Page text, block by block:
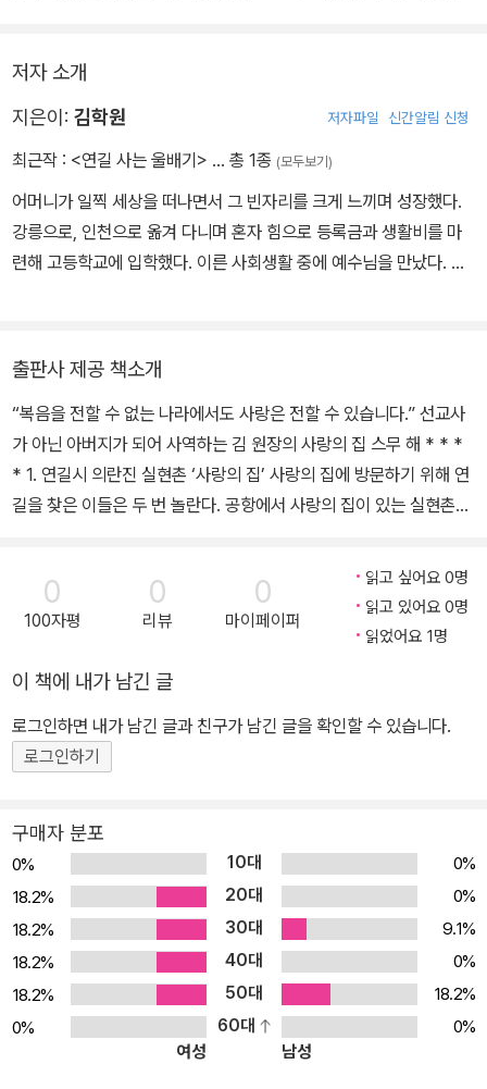
벌써 사랑의 집에서 김 원장의 뒤를 잇는 사회복지 일꾼을 배출했는
흩어져 자신들을 키워 준 아버지의 정신을 계승하는 인재가 되리라
기대해 봅니다. 사랑의 집 이야기를 담은 이 책을, 낮은 자를 섬기기
원하는 사람들과 사회복지 사업에 관심이 큰 이들에게 권하고 싶습니
다.
체를 만들려고 했지만 뜻을 같이하겠다는 사람들이 없었습니다. 규모
있는 후원기관을 찾아 연결해 보려 애썼지만, 그 일 또한 뜻대로 되지
믿기 어렵지만 사랑의 집에는 불가능하다고 여겨지는 일들이 현실로
우뚝 서 있습니다. 이를 가능케 한 것은 바로 작은 몸을 삶의 제물로
드린 김 원장 부부입니다. 이들의 헌신이 사랑의 집을 지탱하는 힘의
근원입니다. 요즘은 해마다 5천 명 이상의 방문자 및 봉사자가 김 원
하다 했던 일이 현실이 된 사랑의 집에서는 ‘나는 할 수 있어! 나는 할
거야!’로 바뀌는 일이 가능하기 때문입니다.
저자 소개
지은이: 김학원 저자파일 신간알림 신청
최근작 : <연길 사는 울배기> … 총 1종 (모두보기)
어머니가 일찍 세상을 떠나면서 그 빈자리를 크게 느끼며 성장했다.
강릉으로, 인천으로 옮겨 다니며 혼자 힘으로 등록금과 생활비를 마
련해 고등학교에 입학했다. 이른 사회생활 중에 예수님을 만났다. 주
탔다. 우여곡절 끝에 연변조선족자치주 연길시에 사랑의 집(애심원)
을 세우고, 20년째 하나님의 채워 주심을 체험하고 있다.
출판사 제공 책소개
“복음을 전할 수 없는 나라에서도 사랑은 전할 수 있습니다.” 선교사
가 아닌 아버지가 되어 사역하는 김 원장의 사랑의 집 스무 해 * * *
* 1. 연길시 의란진 실현촌 ‘사랑의 집’ 사랑의 집에 방문하기 위해 연
길을 찾은 이들은 두 번 놀란다. 공항에서 사랑의 집이 있는 실현촌
에 처음 놀라고, 건물 대부분을 김학원 원장이 손수 지었다는 사실에
또 한 번 놀란다. 어떤 봉사자는 고아원인데 부족함이 없어 보인다며
주변에 어려운 곳을 소개해 주면 그곳에 가서 봉사하겠다고 할 만큼,
600평)에 들어선 멋들어진 건물만 보고 놀라긴 이르다. 지금의 사랑
의 집이 있기까지 지난 20년의 이야기를 듣고 나면 아마 보면서도 믿
기지 않을지 모른다. 1993년 사랑의 집 설립 당시는 물론 지금도 중
국에서 개인이 고아원을 설립해 운영할 수 없다. 허가받기가 하늘의
등 모든 비용을 부담하겠다는 사업계획서를 제출해도 도무지 허가가
나지 않는다. 그런데 1992년에 연길에 온 외국인에게 연길시 민정국
(民政局)에서 허가를 내주고, 부지까지 구입해 제공했다. 그곳에 큰
건물이 여덟 동이나 세워졌고, 아이들과 상주 봉사자를 포함해 백 명
가까운 대식구가 생활하고 있다. 후원단체가 있는 것도 아닌데 어떻
게 사랑의 집이 운영되는 걸까? 사랑의 집에는 지금도 만나가 내리는
것일까? 2. 울배기 아빠 김학원 세 살 무렵 세상을 떠나 얼굴도 기억
나지 않는 어머니, 어려운 형편 때문에 남의 농사를 대신 지어 주느라
0
100자평
0
리뷰
0
마이페이퍼
읽고 싶어요 0명
읽고 있어요 0명
읽었어요 1명
이 책에 내가 남긴 글
로그인하면 내가 남긴 글과 친구가 남긴 글을 확인할 수 있습니다.
로그인하기
구매자 분포
0% 10대
0%
18.2%
20대
0%
18.2%
30대
9.1%
18.2%
40대
0%
18.2%
50대
18.2%
0%
60대
0%
여성
남성